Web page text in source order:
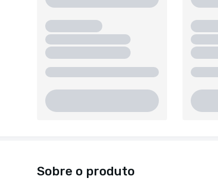
Sobre o produto